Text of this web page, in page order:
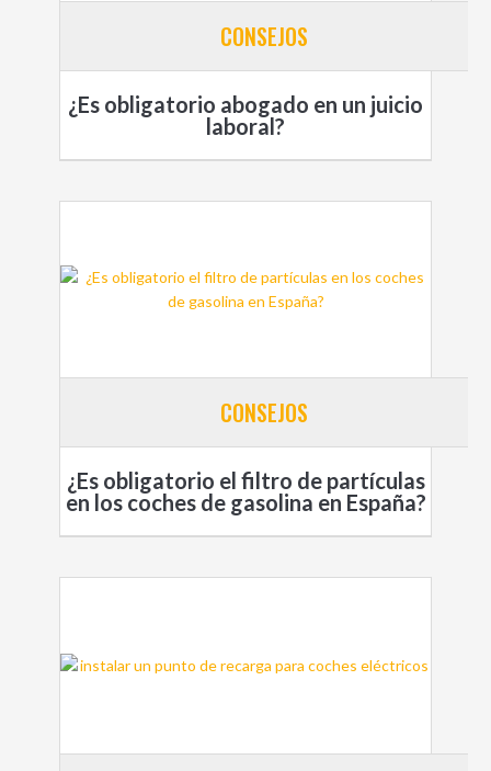
CONSEJOS
¿Es obligatorio abogado en un juicio
laboral?
CONSEJOS
¿Es obligatorio el filtro de partículas
en los coches de gasolina en España?